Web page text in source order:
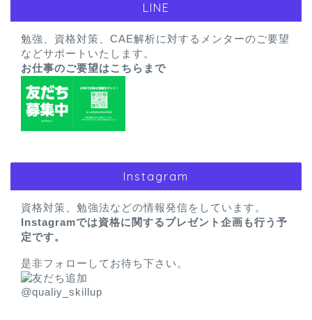
LINE
勉強、資格対策、CAE解析に対するメンターのご要望
などサポートいたします。
お仕事のご要望はこちらまで
Instagram
資格対策、勉強法などの情報発信をしています。
Instagramでは資格に関するプレゼント企画も行う予
定です。
是非フォローしてお待ち下さい。
@qualiy_skillup